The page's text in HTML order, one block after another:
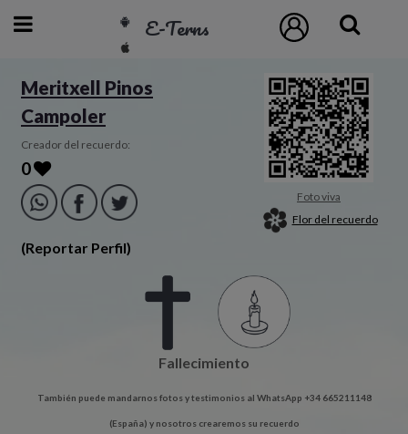
E-Terns
ESP
ENG
POR
Inicio
Meritxell Pinos
Campoler
Creador del recuerdo:
0
(Reportar Perfil)
Foto viva
Flor del recuerdo
Fallecimiento
También puede mandarnos fotos y testimonios al WhatsApp +34 665211148
(España) y nosotros crearemos su recuerdo